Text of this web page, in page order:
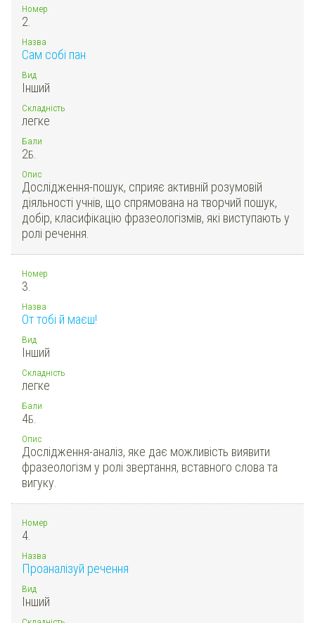
Номер
2.
Назва
Сам собі пан
Вид
Інший
Складність
легке
Бали
2Б.
Опис
Дослідження-пошук, сприяє активній розумовій
діяльності учнів, що спрямована на творчий пошук,
добір, класифікацію фразеологізмів, які виступають у
ролі речення.
Номер
3.
Назва
От тобі й маєш!
Вид
Інший
Складність
легке
Бали
4Б.
Опис
Дослідження-аналіз, яке дає можливість виявити
фразеологізм у ролі звертання, вставного слова та
вигуку.
Номер
4.
Назва
Проаналізуй речення
Вид
Інший